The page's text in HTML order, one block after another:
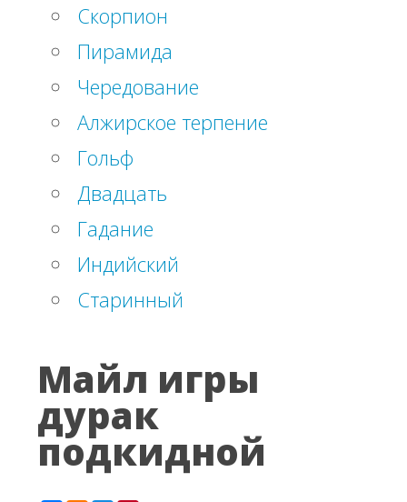
Скорпион
Пирамида
Чередование
Алжирское терпение
Гольф
Двадцать
Гадание
Индийский
Старинный
Майл игры
дурак
подкидной